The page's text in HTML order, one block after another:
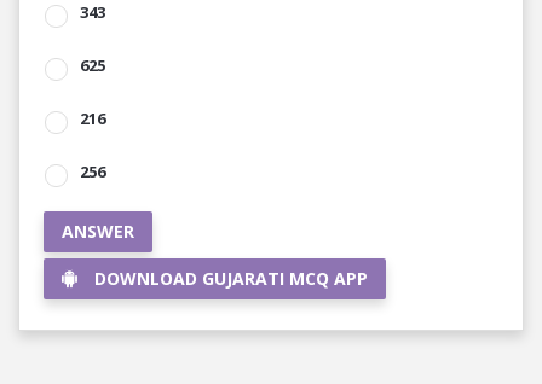
343
625
216
256
ANSWER
DOWNLOAD GUJARATI MCQ APP